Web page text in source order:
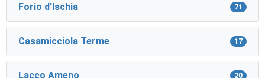
Forio d'Ischia 71
Casamicciola Terme 17
Lacco Ameno 20